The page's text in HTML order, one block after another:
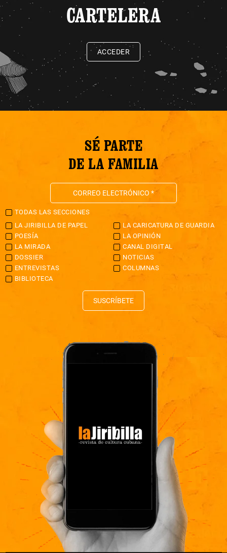
CARTELERA
ACCEDER
SÉ PARTE
DE LA FAMILIA
TODAS LAS SECCIONES
LA JIRIBILLA DE PAPEL
LA CARICATURA DE GUARDIA
POESÍA
LA OPINIÓN
LA MIRADA
CANAL DIGITAL
DOSSIER
NOTICIAS
ENTREVISTAS
COLUMNAS
BIBLIOTECA
SUSCRÍBETE